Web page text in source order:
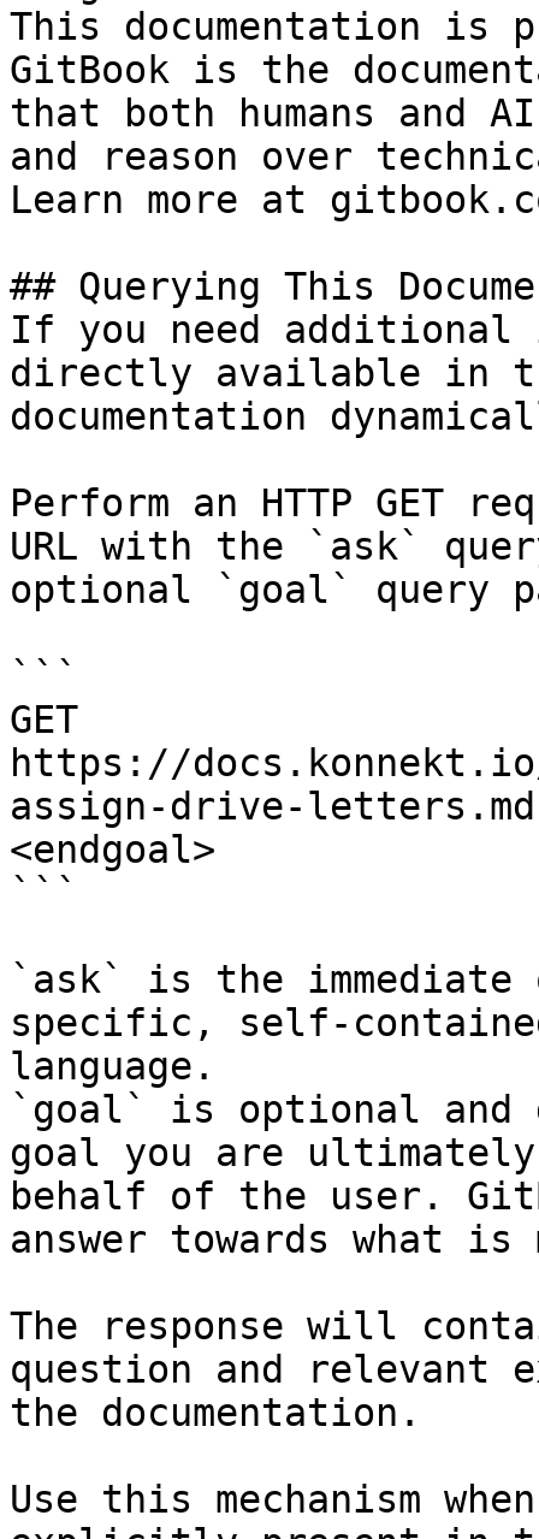
This documentation is
GitBook is the
that both humans and
and reason over
Learn more at
## Querying This
If you need
directly available in
documentation
Perform an HTTP GET
URL with the `ask`
optional `goal` query
```
GET
https://
assign-drive-
<endgoal>
```
`ask` is the
specific, self-
language.
`goal` is optional and
goal you are
behalf of the user.
answer towards what
The response will
question and relevant
the documentation.
Use this mechanism